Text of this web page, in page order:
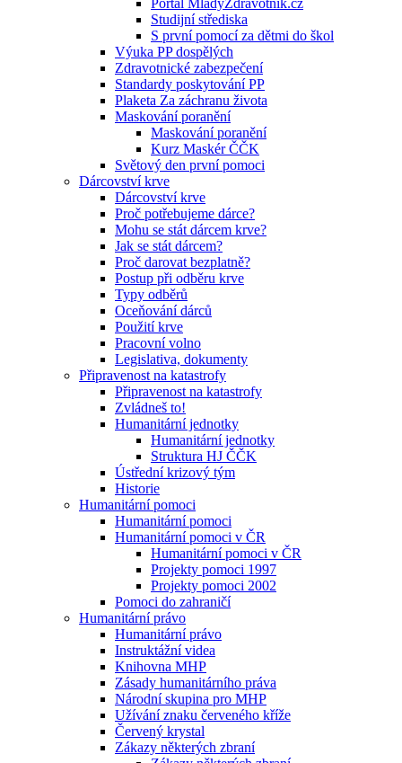
Portál MladyZdravotnik.cz
Studijní střediska
S první pomocí za dětmi do škol
Výuka PP dospělých
Zdravotnické zabezpečení
Standardy poskytování PP
Plaketa Za záchranu života
Maskování poranění
Maskování poranění
Kurz Maskér ČČK
Světový den první pomoci
Dárcovství krve
Dárcovství krve
Proč potřebujeme dárce?
Mohu se stát dárcem krve?
Jak se stát dárcem?
Proč darovat bezplatně?
Postup při odběru krve
Typy odběrů
Oceňování dárců
Použití krve
Pracovní volno
Legislativa, dokumenty
Připravenost na katastrofy
Připravenost na katastrofy
Zvládneš to!
Humanitární jednotky
Humanitární jednotky
Struktura HJ ČČK
Ústřední krizový tým
Historie
Humanitární pomoci
Humanitární pomoci
Humanitární pomoci v ČR
Humanitární pomoci v ČR
Projekty pomoci 1997
Projekty pomoci 2002
Pomoci do zahraničí
Humanitární právo
Humanitární právo
Instruktážní videa
Knihovna MHP
Zásady humanitárního práva
Národní skupina pro MHP
Užívání znaku červeného kříže
Červený krystal
Zákazy některých zbraní